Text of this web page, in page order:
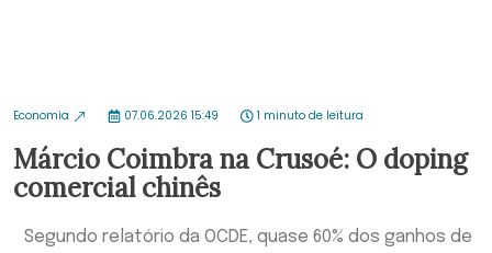
Economia 07.06.2026 15:49 1 minuto de leitura
Márcio Coimbra na Crusoé: O doping
comercial chinês
Segundo relatório da OCDE, quase 60% dos ganhos de